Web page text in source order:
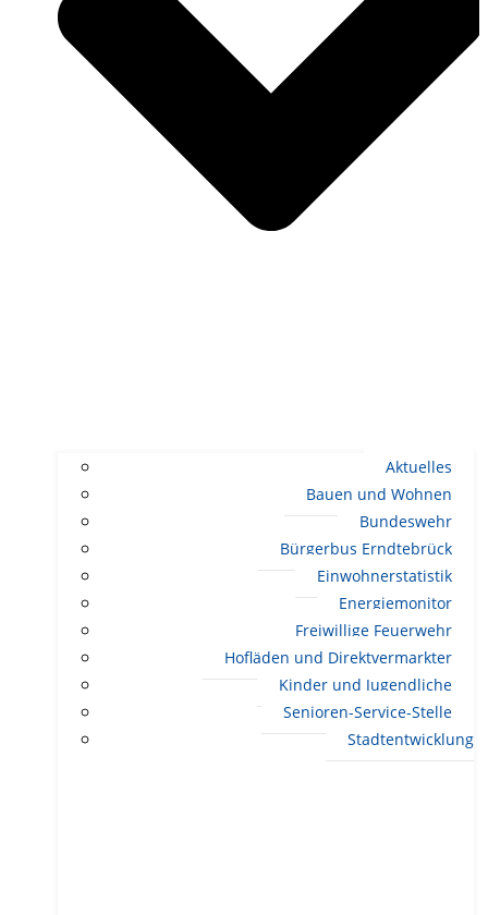
Aktuelles
Bauen und Wohnen
Bundeswehr
Bürgerbus Erndtebrück
Einwohnerstatistik
Energiemonitor
Freiwillige Feuerwehr
Hofläden und Direktvermarkter
Kinder und Jugendliche
Senioren-Service-Stelle
Stadtentwicklung